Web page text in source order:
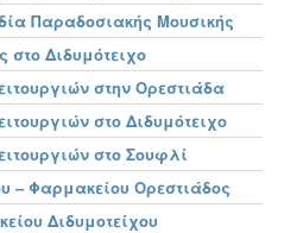
Παραδοσιακής Μουσικής
στο Διδυμότειχο
στην Ορεστιάδα
στο Διδυμότειχο
στο Σουφλί
– Φαρμακείου Ορεστιάδος
Διδυμοτείχου